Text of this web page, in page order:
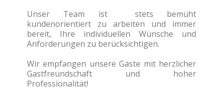
Unser Team ist stets bemüht
kundenorientiert zu arbeiten und immer
bereit, Ihre individuellen Wünsche und
Anforderungen zu berücksichtigen.
Wir empfangen unsere Gäste mit herzlicher
Gastfreundschaft und hoher
Professionalität!